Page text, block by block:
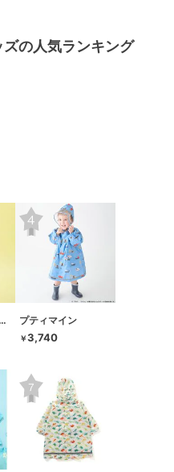
の人気ランキング
ミキハウス ホットビスケッツ プティマイン
￥3,740